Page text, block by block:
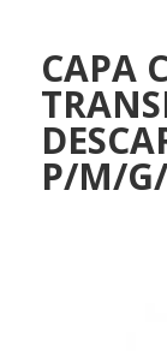
CAPA
P/M/